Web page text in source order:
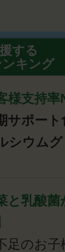
する
キング
様支持
サポート
シウム
と乳酸
足のお